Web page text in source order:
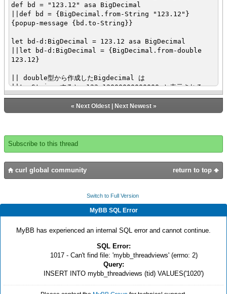
def bd = "123.12" asa BigDecimal
||def bd = {BigDecimal.from-String "123.12"}
{popup-message {bd.to-String}}
let bd-d:BigDecimal = 123.12 asa BigDecimal
||let bd-d:BigDecimal = {BigDecimal.from-double
123.12}
|| double型から作成したBigdecimal は
||to-String すると、123.12000000000000 と表示される
{popup-message {bd-d.to-String}}
set bd-d = {bd-d.set-scale 2}
{popup-message {bd-d.to-String}}
« Next Oldest| Next Newest»
Subscribe to this thread
return to top
curl global community
Switch to Full Version
MyBB SQL Error
MyBB has experienced an internal SQL error and cannot continue.
SQL Error:
1017 - Can't find file: 'mybb_threadviews' (errno: 2)
Query:
INSERT INTO mybb_threadviews (tid) VALUES('1020')